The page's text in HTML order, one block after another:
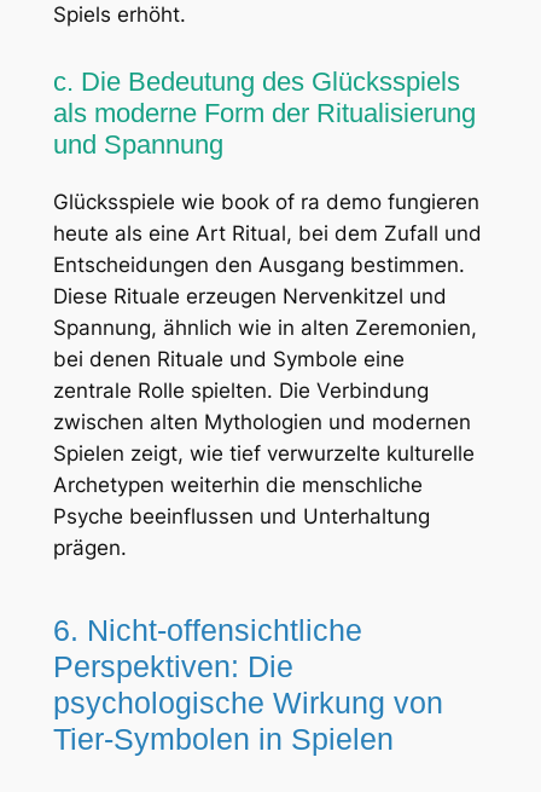
Spiels erhöht.
c. Die Bedeutung des Glücksspiels
als moderne Form der Ritualisierung
und Spannung
Glücksspiele wie book of ra demo fungieren
heute als eine Art Ritual, bei dem Zufall und
Entscheidungen den Ausgang bestimmen.
Diese Rituale erzeugen Nervenkitzel und
Spannung, ähnlich wie in alten Zeremonien,
bei denen Rituale und Symbole eine
zentrale Rolle spielten. Die Verbindung
zwischen alten Mythologien und modernen
Spielen zeigt, wie tief verwurzelte kulturelle
Archetypen weiterhin die menschliche
Psyche beeinflussen und Unterhaltung
prägen.
6. Nicht-offensichtliche
Perspektiven: Die
psychologische Wirkung von
Tier-Symbolen in Spielen